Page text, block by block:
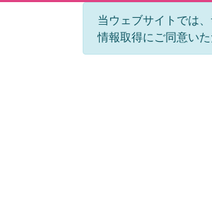
当ウェブサイトでは
情報取得にご同意い